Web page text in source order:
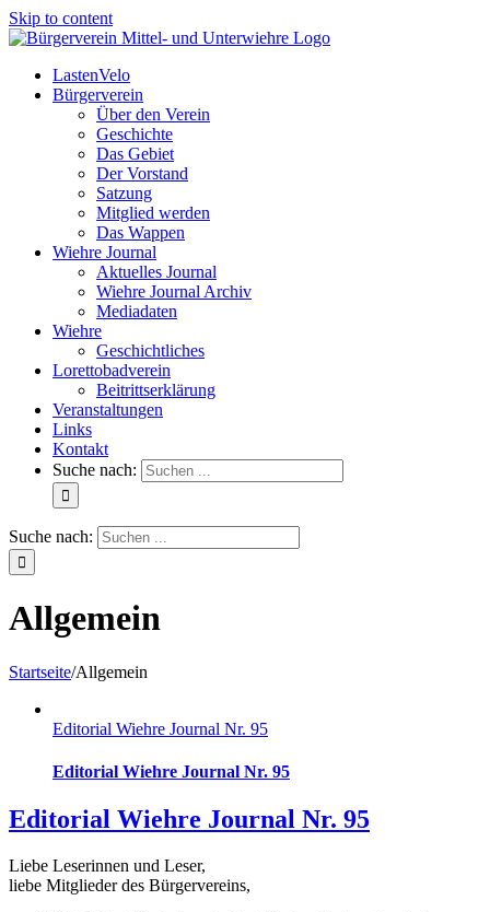
Skip to content
LastenVelo
Bürgerverein
Über den Verein
Geschichte
Das Gebiet
Der Vorstand
Satzung
Mitglied werden
Das Wappen
Wiehre Journal
Aktuelles Journal
Wiehre Journal Archiv
Mediadaten
Wiehre
Geschichtliches
Lorettobadverein
Beitrittserklärung
Veranstaltungen
Links
Kontakt
Suche nach:
Suche nach:
Allgemein
Startseite/Allgemein
Editorial Wiehre Journal Nr. 95
Editorial Wiehre Journal Nr. 95
Editorial Wiehre Journal Nr. 95
Liebe Leserinnen und Leser,
liebe Mitglieder des Bürgervereins,